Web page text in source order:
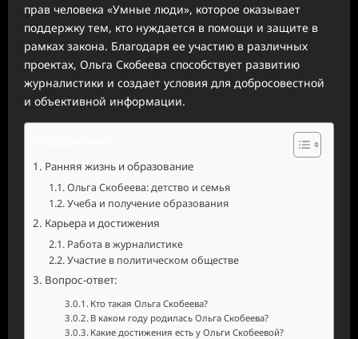
прав человека «Умные люди», которое оказывает
поддержку тем, кто нуждается в помощи и защите в
рамках закона. Благодаря ее участию в различных
проектах, Ольга Скобеева способствует развитию
журналистики и создает условия для добросовестной
и объективной информации.
Ранняя жизнь и образование
Ольга Скобеева: детство и семья
Учеба и получение образования
Карьера и достижения
Работа в журналистике
Участие в политическом обществе
Вопрос-ответ:
Кто такая Ольга Скобеева?
В каком году родилась Ольга Скобеева?
Какие достижения есть у Ольги Скобеевой?